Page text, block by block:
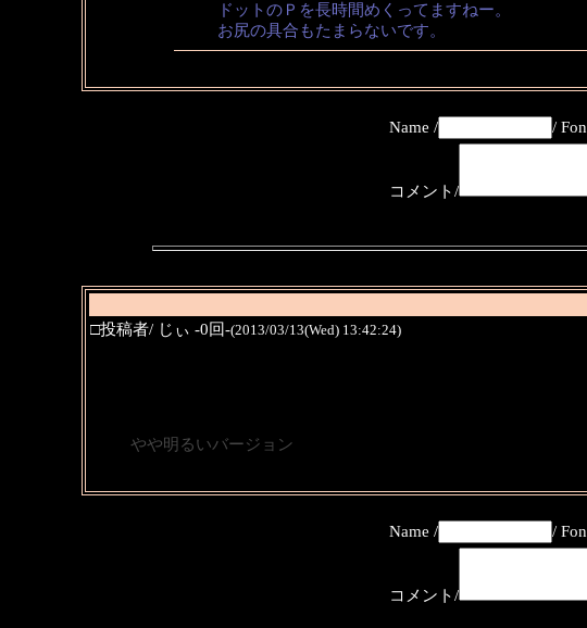
ドットのＰを長時間めくってますねー。
お尻の具合もたまらないです。
Name /
/
コメント/
□投稿者/ じぃ -0回-(2013/03/13(Wed) 13:42:24)
やや明るいバージョン
Name /
/
コメント/